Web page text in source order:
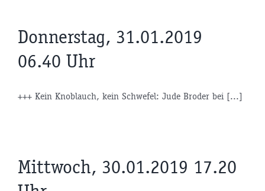
Donnerstag, 31.01.2019
06.40 Uhr
+++ Kein Knoblauch, kein Schwefel: Jude Broder bei [...]
Mittwoch, 30.01.2019 17.20